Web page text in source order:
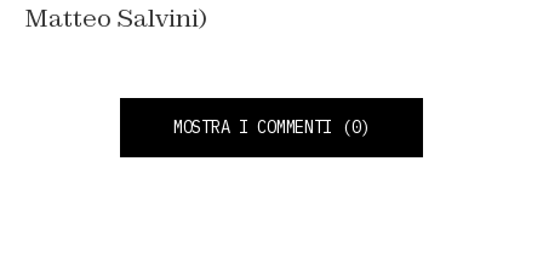
Matteo Salvini)
MOSTRA I COMMENTI (0)